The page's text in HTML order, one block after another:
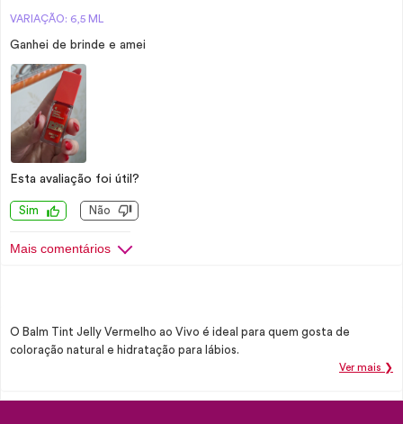
VARIAÇÃO: 6,5 ML
Ganhei de brinde e amei
Esta avaliação foi útil?
Sim Não
Mais comentários
O Balm Tint Jelly Vermelho ao Vivo é ideal para quem gosta de
coloração natural e hidratação para lábios.
Ver mais ❯